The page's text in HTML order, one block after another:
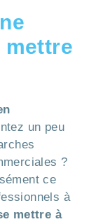
mettre
un peu
?
ce
à
mettre à